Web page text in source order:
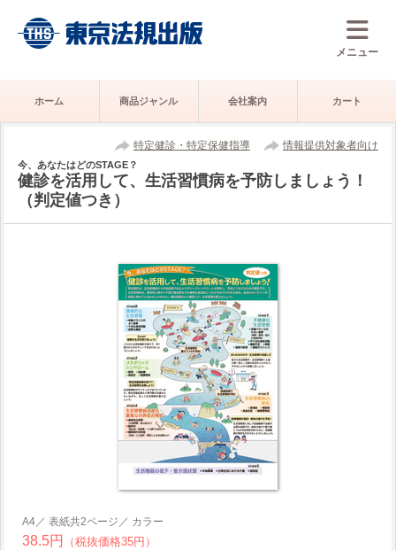
メニュー
ホーム 商品ジャンル 会社案内 カート
特定健診・特定保健指導 情報提供対象者向け
今、あなたはどのSTAGE？
健診を活用して、生活習慣病を予防しましょう！
（判定値つき）
A4／ 表紙共2ページ／ カラー
38.5円 （税抜価格35円）